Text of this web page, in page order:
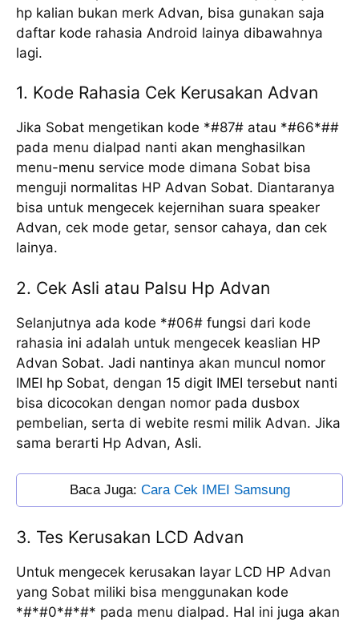
hp kalian bukan merk Advan, bisa gunakan saja
daftar kode rahasia Android lainya dibawahnya
lagi.
1. Kode Rahasia Cek Kerusakan Advan
Jika Sobat mengetikan kode *#87# atau *#66*##
pada menu dialpad nanti akan menghasilkan
menu-menu service mode dimana Sobat bisa
menguji normalitas HP Advan Sobat. Diantaranya
bisa untuk mengecek kejernihan suara speaker
Advan, cek mode getar, sensor cahaya, dan cek
lainya.
2. Cek Asli atau Palsu Hp Advan
Selanjutnya ada kode *#06# fungsi dari kode
rahasia ini adalah untuk mengecek keaslian HP
Advan Sobat. Jadi nantinya akan muncul nomor
IMEI hp Sobat, dengan 15 digit IMEI tersebut nanti
bisa dicocokan dengan nomor pada dusbox
pembelian, serta di webite resmi milik Advan. Jika
sama berarti Hp Advan, Asli.
Baca Juga: Cara Cek IMEI Samsung
3. Tes Kerusakan LCD Advan
Untuk mengecek kerusakan layar LCD HP Advan
yang Sobat miliki bisa menggunakan kode
*#*#0*#*#* pada menu dialpad. Hal ini juga akan